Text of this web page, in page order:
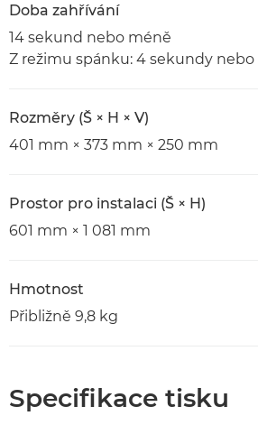
Doba zahřívání
14 sekund nebo méně
Z režimu spánku: 4 sekundy
Rozměry (Š × H × V)
401 mm × 373 mm × 250 mm
Prostor pro instalaci (Š × H)
601 mm × 1 081 mm
Hmotnost
Přibližně 9,8 kg
Specifikace tisku